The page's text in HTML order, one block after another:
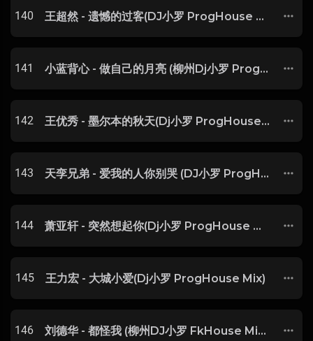
140 王超然 - 遗憾的过客(DJ小罗 ProgHouse Rmx 2022)
141 小蓝背心 - 做自己的月亮 (柳州Dj小罗 ProgHouse Remix)
142 王优秀 - 墨尔本的秋天(Dj小罗 ProgHouse Rmx 2023)-玖零DJ整理♪♫
143 天孪兄弟 - 爱我的人你别哭 (DJ小罗 ProgHouse Rmx 2021)
144 萧亚轩 - 突然想起你(Dj小罗 ProgHouse Mix)
145 王力宏 - 大城小爱(Dj小罗 ProgHouse Mix)
146 刘德华 - 都怪我 (柳州DJ小罗 FkHouse Mix) FK